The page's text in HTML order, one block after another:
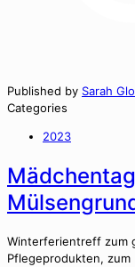
Published by Sarah
Categories
2023
Win­ter­fe­ri­en­tr­e­ff zum
Pflege­pro­duk­ten, zum